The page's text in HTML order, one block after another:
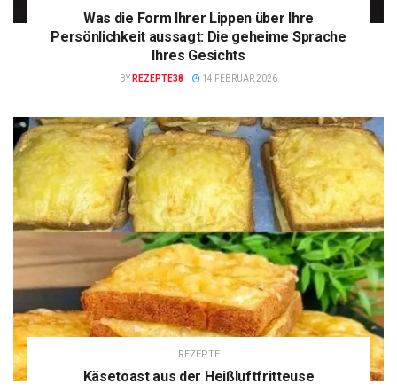
Was die Form Ihrer Lippen über Ihre
Persönlichkeit aussagt: Die geheime Sprache
Ihres Gesichts
BY REZEPTE38 14 FEBRUAR 2026
REZEPTE
Käsetoast aus der Heißluftfritteuse